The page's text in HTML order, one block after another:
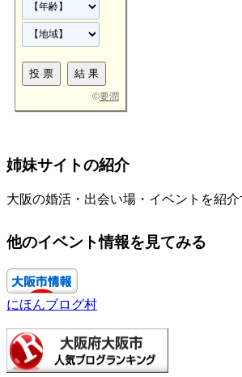
©要潤
姉妹サイトの紹介
大阪の婚活・出会い場・イベントを紹
他のイベント情報を見てみる
にほんブログ村